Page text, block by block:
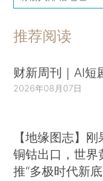
推荐阅读
财新周刊｜AI短
2026年08月07日
【地缘图志】
铜钴出口，世界
推“多极时代新